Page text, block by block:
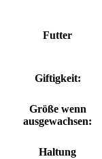
Futter
Giftigkeit:
Größe wenn
ausgewachsen:
Haltung